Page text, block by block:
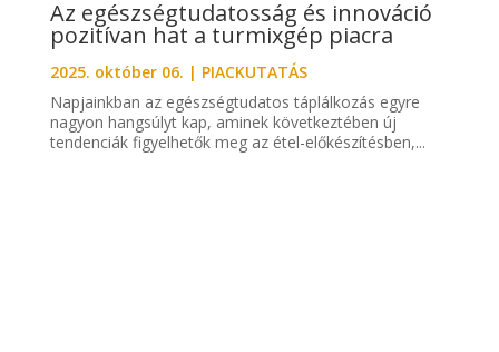
Az egészségtudatosság és innováció
pozitívan hat a turmixgép piacra
2025. október 06. | PIACKUTATÁS
Napjainkban az egészségtudatos táplálkozás egyre
nagyon hangsúlyt kap, aminek következtében új
tendenciák figyelhetők meg az étel-előkészítésben,...